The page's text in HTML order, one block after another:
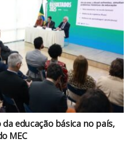
educação básica no país,
MEC